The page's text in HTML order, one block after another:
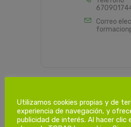
Correo
PROGRAMACIÓN
Utilizamos cookies propias y de
experiencia de navegación, y
publicidad de interés. Al hacer clic